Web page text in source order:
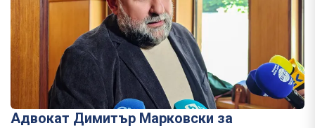
Адвокат Димитър Марковски за